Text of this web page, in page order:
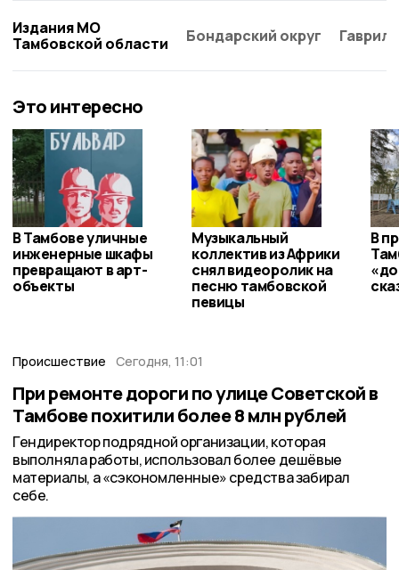
Издания МО
Тамбовской области
Бондарский округ
Это интересно
В Тамбове уличные
инженерные шкафы
превращают в арт-
объекты
Музыкальный
коллектив из Африки
снял видеоролик на
песню тамбовской
певицы
В
Происшествие Сегодня, 11:01
При ремонте дороги по улице Советской в
Тамбове похитили более 8 млн рублей
Гендиректор подрядной организации, которая
выполняла работы, использовал более дешёвые
материалы, а «сэкономленные» средства забирал
себе.